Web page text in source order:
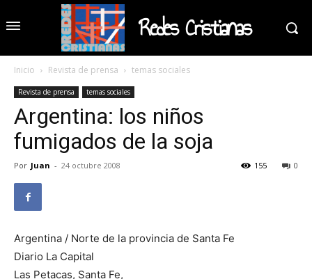
Redes Cristianas
Inicio Revista de prensa temas sociales
Revista de prensa temas sociales
Argentina: los niños
fumigados de la soja
Por Juan - 24 octubre 2008 0
155
Argentina / Norte de la provincia de Santa Fe
Diario La Capital
Las Petacas, Santa Fe,